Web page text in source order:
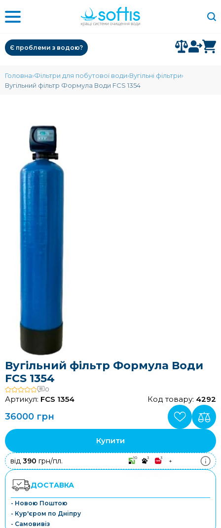
Є проблеми з водою?
Головна Фільтри для побутової води Вугільні фільтри
Вугільний фільтр Формула Води FCS 1354
Вугільний фільтр Формула Води
FCS 1354
0
Артикул: FCS 1354 Код товару: 4292
36000 грн
Купити
від 390 грн/пл. 10 3 3 +
ДОСТАВКА
- Новою Поштою
- Кур'єром по Дніпру
- Самовивіз